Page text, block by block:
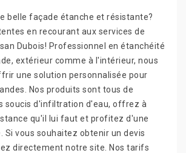
belle façade étanche et résistante?
en recourant aux services de
Dubois! Professionnel en étanchéité
extérieur comme à l'intérieur, nous
une solution personnalisée pour
Nos produits sont tous de
soucis d'infiltration d'eau, offrez à
qu'il lui faut et profitez d'une
Si vous souhaitez obtenir un devis
directement notre site. Nos tarifs